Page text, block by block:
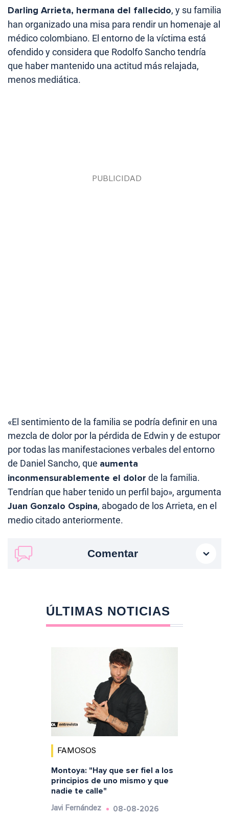
Darling Arrieta, hermana del fallecido, y su familia
han organizado una misa para rendir un homenaje al
médico colombiano. El entorno de la víctima está
ofendido y considera que Rodolfo Sancho tendría
que haber mantenido una actitud más relajada,
menos mediática.
«El sentimiento de la familia se podría definir en una
mezcla de dolor por la pérdida de Edwin y de estupor
por todas las manifestaciones verbales del entorno
de Daniel Sancho, que aumenta
inconmensurablemente el dolor de la familia.
Tendrían que haber tenido un perfil bajo», argumenta
Juan Gonzalo Ospina, abogado de los Arrieta, en el
medio citado anteriormente.
Comentar
ÚLTIMAS NOTICIAS
FAMOSOS
Montoya: "Hay que ser fiel a los
principios de uno mismo y que
nadie te calle"
Javi Fernández 08-08-2026